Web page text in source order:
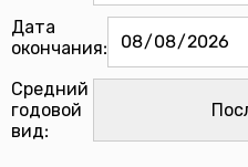
Дата
окончания:
Средний
годовой
вид: